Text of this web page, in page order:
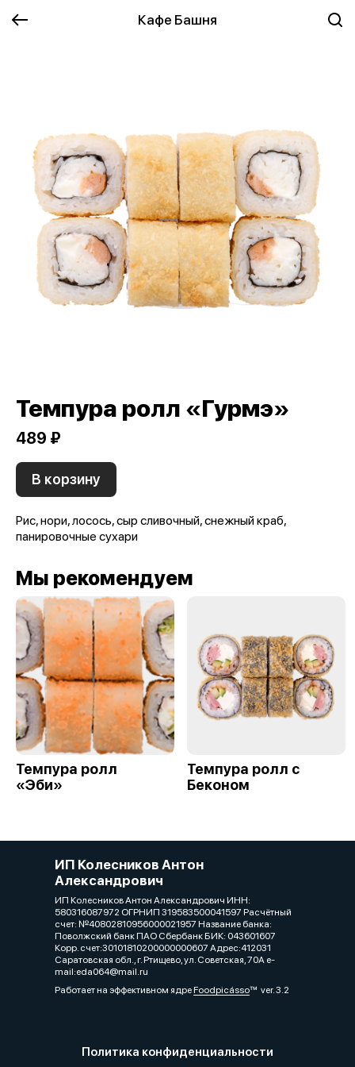
Кафе Башня
Темпура ролл «Гурмэ»
489 ₽
В корзину
Рис, нори, лосось, сыр сливочный, снежный краб,
панировочные сухари
Мы рекомендуем
Темпура ролл
«Эби»
Темпура ролл с
Беконом
ИП Колесников Антон
Александрович
ИП Колесников Антон Александрович ИНН:
580316087972 ОГРНИП 319583500041597 Расчётный
счет: №40802810956000021957 Название банка:
Поволжский банк ПАО Сбербанк БИК: 043601607
Корр. счет:30101810200000000607 Адрес:412031
Саратовская обл., г. Ртищево, ул. Советская, 70А e-
mail:eda064@mail.ru
Работает на эффективном ядреFoodpicássover. 3.2
Политика конфиденциальности